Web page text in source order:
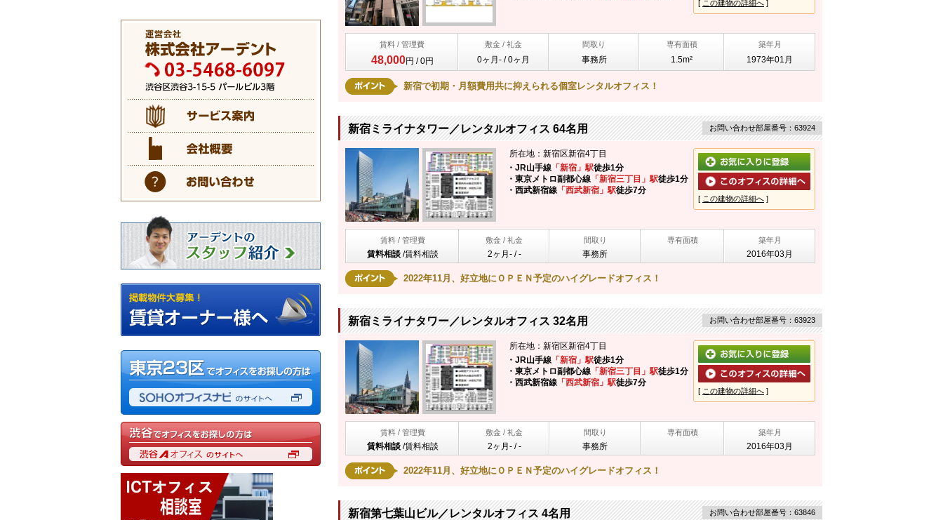
[ この建物の詳細へ ]
賃料 / 管理費 敷金 / 礼金 間取り 専有面積 築年月
48,000円 / 0円 0ヶ月- / 0ヶ月 事務所 1.5m² 1973年01月
新宿で初期・月額費用共に抑えられる個室レンタルオフィス！
新宿ミライナタワー／レンタルオフィス 64名用 お問い合わせ部屋番号：63924
所在地：新宿区新宿4丁目
・JR山手線 「新宿」駅徒歩1分
・東京メトロ副都心線 「新宿三丁目」駅徒歩1分
・西武新宿線 「西武新宿」駅徒歩7分
[ この建物の詳細へ ]
賃料 / 管理費 敷金 / 礼金 間取り 専有面積 築年月
賃料相談/賃料相談 2ヶ月- / - 事務所 2016年03月
2022年11月、好立地にＯＰＥＮ予定のハイグレードオフィス！
新宿ミライナタワー／レンタルオフィス 32名用 お問い合わせ部屋番号：63923
所在地：新宿区新宿4丁目
・JR山手線 「新宿」駅徒歩1分
・東京メトロ副都心線 「新宿三丁目」駅徒歩1分
・西武新宿線 「西武新宿」駅徒歩7分
[ この建物の詳細へ ]
賃料 / 管理費 敷金 / 礼金 間取り 専有面積 築年月
賃料相談/賃料相談 2ヶ月- / - 事務所 2016年03月
2022年11月、好立地にＯＰＥＮ予定のハイグレードオフィス！
新宿第七葉山ビル／レンタルオフィス 4名用 お問い合わせ部屋番号：63846